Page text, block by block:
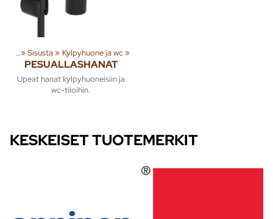
‪»Sisusta ‪» Kylpyhuone ja wc‪»
PESUALLASHANAT
Upeat hanat kylpyhuoneisiin ja
wc-tiloihin.
KESKEISET TUOTEMERKIT